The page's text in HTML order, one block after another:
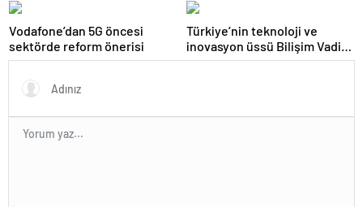
Vodafone’dan 5G öncesi
sektörde reform önerisi
Türkiye’nin teknoloji ve
inovasyon üssü Bilişim Vadisi,
enerjisini güneşten sağlıyor